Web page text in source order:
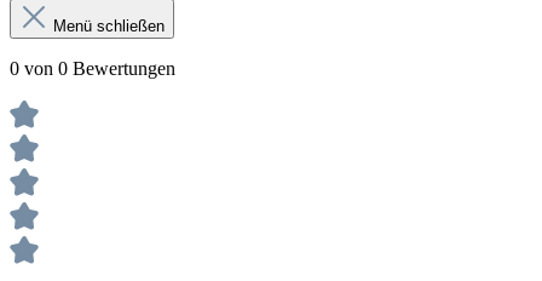
Menü schließen
0 von 0 Bewertungen